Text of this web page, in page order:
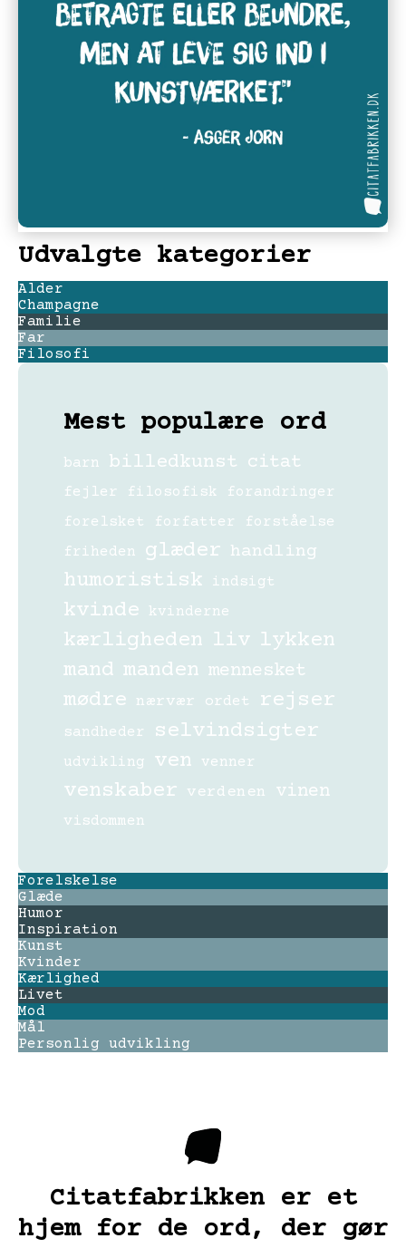
Udvalgte kategorier
Alder
Champagne
Familie
Far
Filosofi
Mest populære ord
barn billedkunst citat
fejler filosofisk
forandringer
forelsket
forfatter
forståelse
friheden
glæder handling
humoristisk indsigt
kvinde kvinderne
kærligheden liv lykken
mand manden mennesket
mødre nærvær ordet rejser
sandheder selvindsigter
udvikling ven venner
venskaber verdenen vinen
visdommen
Forelskelse
Glæde
Humor
Inspiration
Kunst
Kvinder
Kærlighed
Livet
Mod
Mål
Personlig udvikling
Citatfabrikken er et
hjem for de ord, der gør